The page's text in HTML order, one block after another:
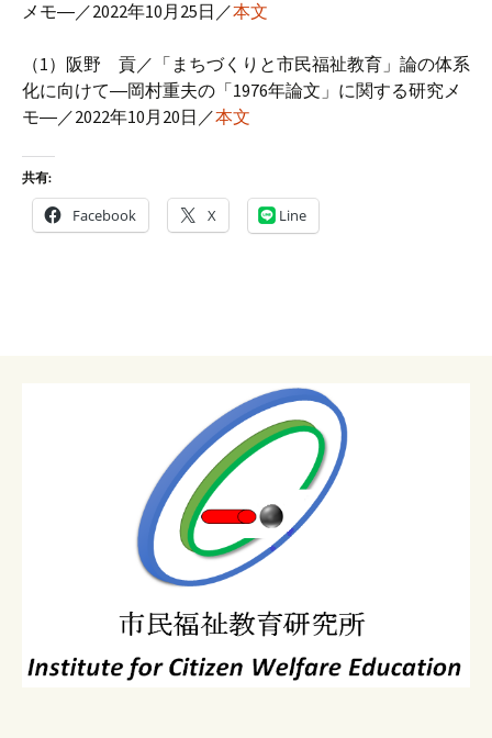
メモ―／2022年10月25日／本文
（1）阪野 貢／「まちづくりと市民福祉教育」論の体系
化に向けて―岡村重夫の「1976年論文」に関する研究メ
モ―／2022年10月20日／本文
共有:
Facebook X Line